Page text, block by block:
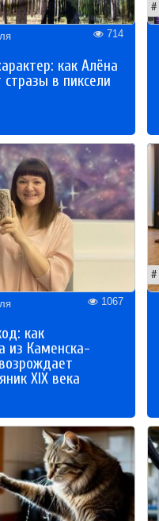
714
как Алёна
в пиксели
1067
как
из Каменска-
XIX века